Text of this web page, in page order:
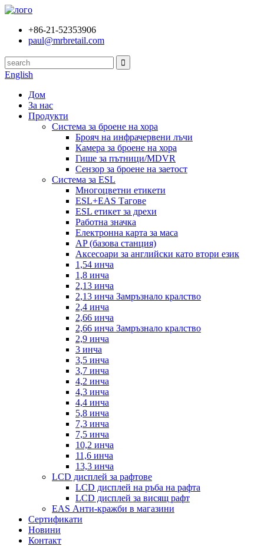
+86-21-52353906
paul@mrbretail.com
English
Дом
За нас
Продукти
Система за броене на хора
Брояч на инфрачервени лъчи
Камера за броене на хора
Гише за пътници/MDVR
Сензор за броене на заетост
Система за ESL
Многоцветни етикети
ESL+EAS Тагове
ESL етикет за дрехи
Работна значка
Електронна карта за маса
AP (базова станция)
Аксесоари за английски като втори език
1,54 инча
1,8 инча
2,13 инча
2,13 инча Замръзнало кралство
2,4 инча
2,66 инча
2,66 инча Замръзнало кралство
2,9 инча
3 инча
3,5 инча
3,7 инча
4,2 инча
4,3 инча
4,4 инча
5,8 инча
7,3 инча
7,5 инча
10,2 инча
11,6 инча
13,3 инча
LCD дисплей за рафтове
LCD дисплей на ръба на рафта
LCD дисплей за висящ рафт
EAS Анти-кражби в магазини
Сертификати
Новини
Контакт